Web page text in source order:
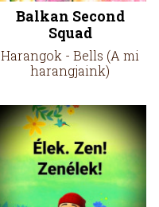
Balkan Second
Squad
Harangok - Bells (A mi
harangjaink)